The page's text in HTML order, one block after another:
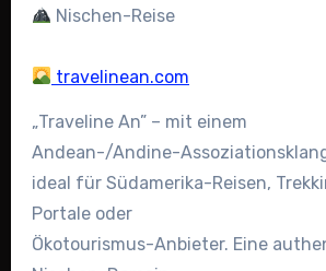
Nischen-Reise
travelinean.com
„Traveline An” – mit einem
Andean-/Andine-
ideal für Südamerika-Reisen,
Portale oder
Ökotourismus-Anbieter. Eine